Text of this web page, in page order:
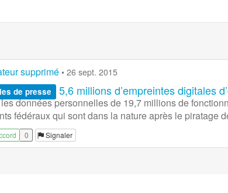
supprimé• 26 sept. 2015
de presse 5,6 millions d’empreintes digitales
données personnelles de 19,7 millions de
fédéraux qui sont dans la nature après le piratage
0 Signaler